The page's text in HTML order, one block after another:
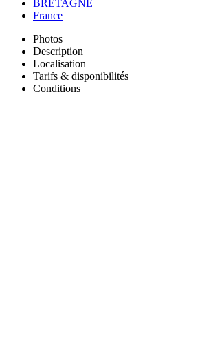
BRETAGNE
France
Photos
Description
Localisation
Tarifs & disponibilités
Conditions